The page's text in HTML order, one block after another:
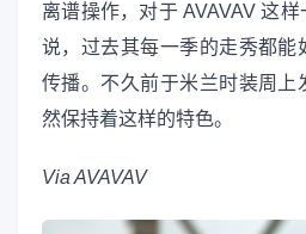
离谱操作，对于 AVAVAV 这
说，过去其每一季的走秀都能
传播。不久前于米兰时装周上
然保持着这样的特色。
Via AVAVAV